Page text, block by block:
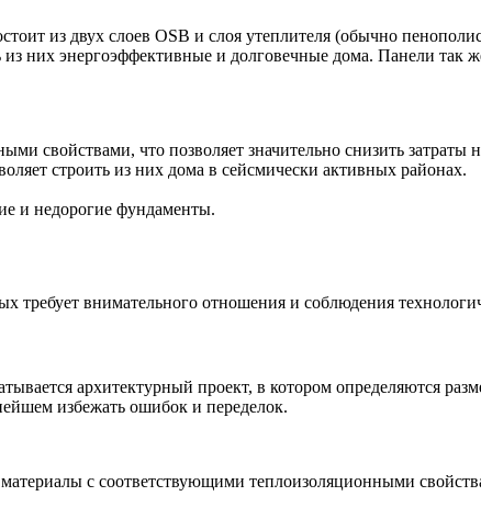
из двух слоев OSB и слоя утеплителя (обычно
них энергоэффективные и долговечные дома. Панели так
свойствами, что позволяет значительно снизить затраты
строить из них дома в сейсмически активных районах.
и недорогие фундаменты.
требует внимательного отношения и соблюдения
архитектурный проект, в котором определяются
избежать ошибок и переделок.
с соответствующими теплоизоляционными